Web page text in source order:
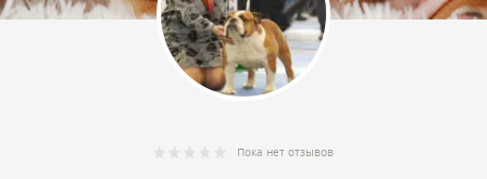
Пока нет отзывов